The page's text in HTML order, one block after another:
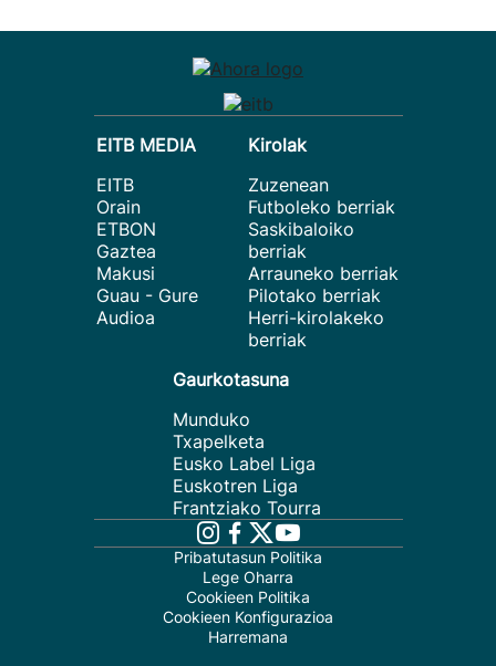
EITB MEDIA
EITB
Orain
ETBON
Gaztea
Makusi
Guau - Gure
Audioa
Kirolak
Zuzenean
Futboleko berriak
Saskibaloiko
berriak
Arrauneko berriak
Pilotako berriak
Herri-kirolakeko
berriak
Gaurkotasuna
Munduko
Txapelketa
Eusko Label Liga
Euskotren Liga
Frantziako Tourra
Pribatutasun Politika
Lege Oharra
Cookieen Politika
Cookieen Konfigurazioa
Harremana